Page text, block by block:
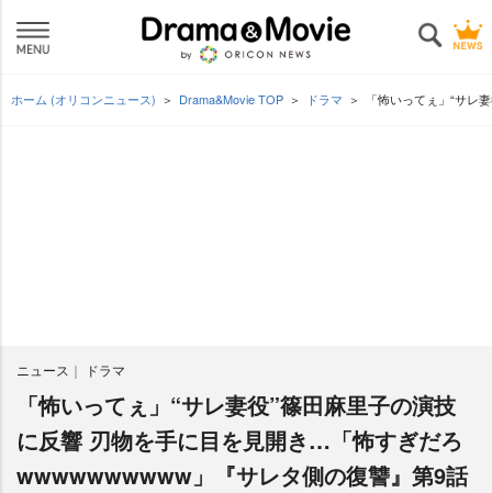
ホーム (オリコンニュース) Drama&Movie TOP ドラマ 「怖いってぇ」“サ
ニュース ドラマ
「怖いってぇ」“サレ妻役”篠田麻里子の演技
に反響 刃物を手に目を見開き…「怖すぎだろ
wwwwwwwwww」『サレタ側の復讐』第9話